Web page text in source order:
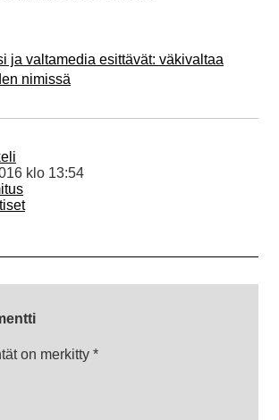
ja valtamedia esittävät: väkivaltaa
nimissä
klo 13:54
on merkitty *